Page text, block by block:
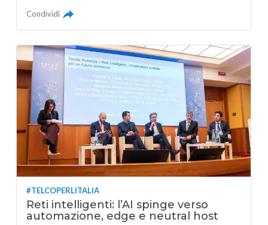
Condividi
#TELCOPERLITALIA
Reti intelligenti: l’AI spinge verso
automazione, edge e neutral host